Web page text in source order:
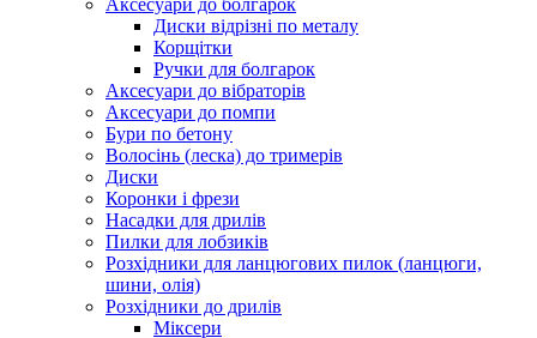
Аксесуари до болгарок
Диски відрізні по металу
Корщітки
Ручки для болгарок
Аксесуари до вібраторів
Аксесуари до помпи
Бури по бетону
Волосінь (леска) до тримерів
Диски
Коронки і фрези
Насадки для дрилів
Пилки для лобзиків
Розхідники для ланцюгових пилок (ланцюги,
шини, олія)
Розхідники до дрилів
Міксери